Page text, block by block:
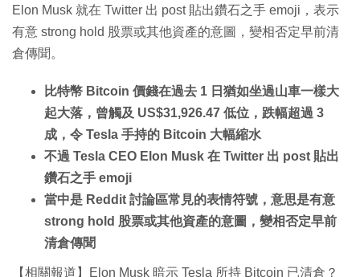
Elon Musk 就在 Twitter 出 post 貼出鑽石之手 emoji，表示
有意 strong hold 股票或其他資產的意圖，變相否定早前清
倉傳聞。
比特幣 Bitcoin 價錢在過去 1 日猶如坐過山車一樣大
起大落，曾觸及 US$31,926.47 低位，跌幅超過 3
成，令 Tesla 手持的 Bitcoin 大幅縮水
不過 Tesla CEO Elon Musk 在 Twitter 出 post 貼出
鑽石之手 emoji
當中是 Reddit 討論區常見的表情符號，意思是有意
strong hold 股票或其他資產的意圖，變相否定早前
清倉傳聞
【相關報道】Elon Musk 暗示 Tesla 所持 Bitcoin 已清倉？